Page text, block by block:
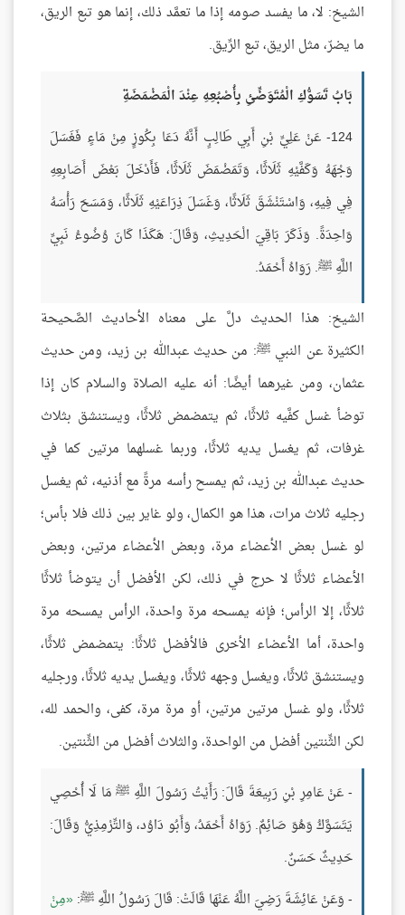
الشيخ: لا، ما يفسد صومه إذا ما تعمَّد ذلك، إنما هو تبع الريق،
ما يضرّ، مثل الريق، تبع الرِّيق.
بَابُ تَسَوُّكِ الْمُتَوَضِّئِ بِأُصْبُعِهِ عِنْدَ الْمَضْمَضَةِ
124- عَنْ عَلِيِّ بْنِ أَبِي طَالِبٍ أَنَّهُ دَعَا بِكُوزٍ مِنْ مَاءٍ فَغَسَلَ
وَجْهَهُ وَكَفَّيْهِ ثَلَاثًا، وَتَمَضْمَضَ ثَلَاثًا، فَأَدْخَلَ بَعْضَ أَصَابِعِهِ
فِي فِيهِ، وَاسْتَنْشَقَ ثَلَاثًا، وَغَسَلَ ذِرَاعَيْهِ ثَلَاثًا، وَمَسَحَ رَأْسَهُ
وَاحِدَةً. وَذَكَرَ بَاقِيَ الْحَدِيثِ، وَقَالَ: هَكَذَا كَانَ وُضُوءُ نَبِيِّ
اللَّهِ ﷺ. رَوَاهُ أَحْمَدُ.
الشيخ: هذا الحديث دلَّ على معناه الأحاديث الصَّحيحة
الكثيرة عن النبي ﷺ: من حديث عبدالله بن زيد، ومن حديث
عثمان، ومن غيرهما أيضًا: أنه عليه الصلاة والسلام كان إذا
توضأ غسل كفَّيه ثلاثًا، ثم يتمضمض ثلاثًا، ويستنشق بثلاث
غرفات، ثم يغسل يديه ثلاثًا، وربما غسلهما مرتين كما في
حديث عبدالله بن زيد، ثم يمسح رأسه مرةً مع أذنيه، ثم يغسل
رجليه ثلاث مرات، هذا هو الكمال، ولو غاير بين ذلك فلا بأس؛
لو غسل بعض الأعضاء مرة، وبعض الأعضاء مرتين، وبعض
الأعضاء ثلاثًا لا حرج في ذلك، لكن الأفضل أن يتوضأ ثلاثًا
ثلاثًا، إلا الرأس؛ فإنه يمسحه مرة واحدة، الرأس يمسحه مرة
واحدة، أما الأعضاء الأخرى فالأفضل ثلاثًا: يتمضمض ثلاثًا،
ويستنشق ثلاثًا، ويغسل وجهه ثلاثًا، ويغسل يديه ثلاثًا، ورجليه
ثلاثًا، ولو غسل مرتين مرتين، أو مرة مرة، كفى، والحمد لله،
لكن الثِّنتين أفضل من الواحدة، والثلاث أفضل من الثِّنتين.
- عَنْ عَامِرِ بْنِ رَبِيعَةَ قَالَ: رَأَيْتُ رَسُولَ اللَّهِ ﷺ مَا لَا أُحْصِي
يَتَسَوَّكُ وَهُوَ صَائِمٌ. رَوَاهُ أَحْمَدُ، وَأَبُو دَاوُد، وَالتِّرْمِذِيُّ وَقَالَ:
حَدِيثٌ حَسَنٌ.
- وَعَنْ عَائِشَةَ رَضِيَ اللَّهُ عَنْهَا قَالَتْ: قَالَ رَسُولُ اللَّهِ ﷺ: مِنْ